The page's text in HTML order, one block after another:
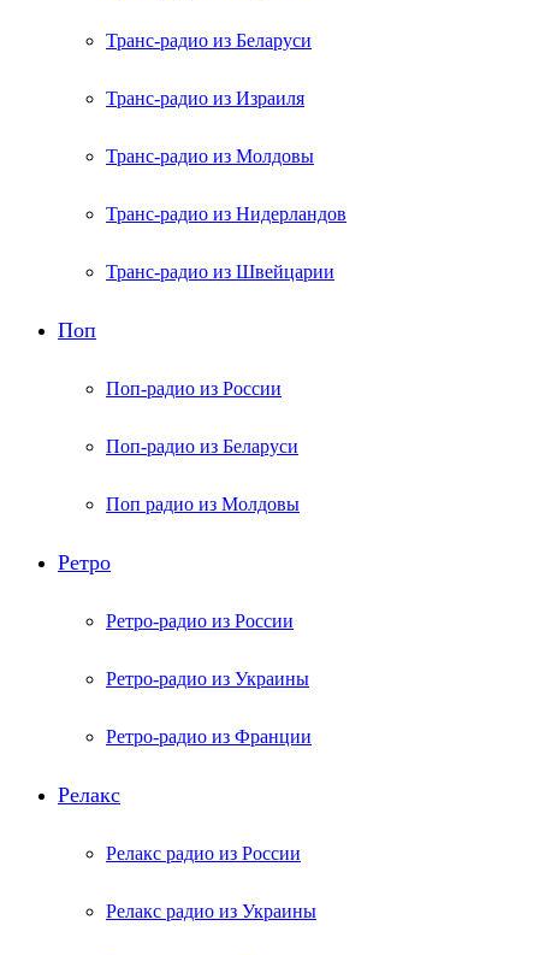
Транс-радио из Беларуси
Транс-радио из Израиля
Транс-радио из Молдовы
Транс-радио из Нидерландов
Транс-радио из Швейцарии
Поп
Поп-радио из России
Поп-радио из Беларуси
Поп радио из Молдовы
Ретро
Ретро-радио из России
Ретро-радио из Украины
Ретро-радио из Франции
Релакс
Релакс радио из России
Релакс радио из Украины